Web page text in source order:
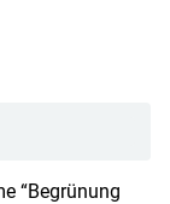
“Begrünung